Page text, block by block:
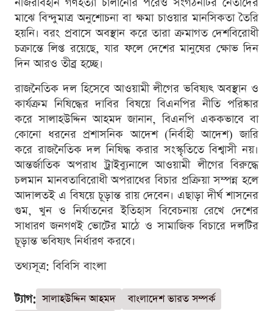
মাঝে বিন্দুমাত্র অনুশোচনা বা ক্ষমা চাওয়ার মানসিকতা তৈরি
হয়নি। বরং প্রবাসে অবস্থান করে তারা ক্রমাগত দেশবিরোধী
চক্রান্তে লিপ্ত রয়েছে, যার ফলে দেশের মানুষের ক্ষোভ দিন
দিন আরও তীব্র হচ্ছে।
রাজনৈতিক দল হিসেবে আওয়ামী লীগের ভবিষ্যৎ অবস্থান ও
কার্যক্রম নিষিদ্ধের দাবির বিষয়ে বিএনপির নীতি পরিষ্কার
করে সালাহউদ্দিন আহমদ জানান, বিএনপি এককভাবে বা
কোনো ধরনের প্রশাসনিক আদেশ (নির্বাহী আদেশ) জারি
করে রাজনৈতিক দল নিষিদ্ধ করার সংস্কৃতিতে বিশ্বাসী নয়।
আন্তর্জাতিক অপরাধ ট্রাইব্যুনালে আওয়ামী লীগের বিরুদ্ধে
চলমান মানবতাবিরোধী অপরাধের বিচার প্রক্রিয়া সম্পন্ন হলে
আদালতই এ বিষয়ে চূড়ান্ত রায় দেবেন। এছাড়া দীর্ঘ শাসনের
গুম, খুন ও নির্যাতনের ইতিহাস বিবেচনায় রেখে দেশের
সাধারণ জনগণই ভোটের মাঠে ও সামাজিক বিচারে দলটির
চূড়ান্ত ভবিষ্যৎ নির্ধারণ করবে।
তথ্যসূত্র: বিবিসি বাংলা
ট্যাগ: সালাহউদ্দিন আহমদ
বাংলাদেশ ভারত সম্পর্ক